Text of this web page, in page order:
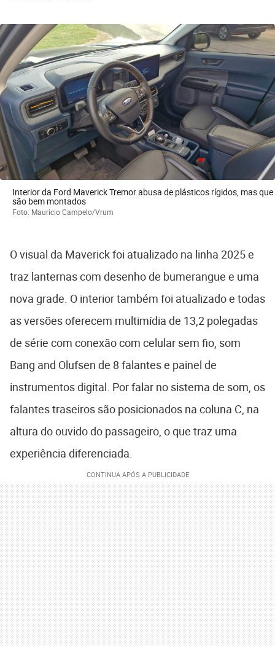
Interior da Ford Maverick Tremor abusa de plásticos rígidos, mas que
são bem montados
Foto: Mauricio Campelo/Vrum
O visual da Maverick foi atualizado na linha 2025 e
traz lanternas com desenho de bumerangue e uma
nova grade. O interior também foi atualizado e todas
as versões oferecem multimídia de 13,2 polegadas
de série com conexão com celular sem fio, som
Bang and Olufsen de 8 falantes e painel de
instrumentos digital. Por falar no sistema de som, os
falantes traseiros são posicionados na coluna C, na
altura do ouvido do passageiro, o que traz uma
experiência diferenciada.